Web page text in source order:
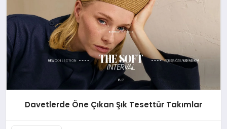
Davetlerde Öne Çıkan Şık Tesettür Takımlar